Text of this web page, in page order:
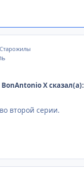
Старожилы
X сказал(а):
второй серии.